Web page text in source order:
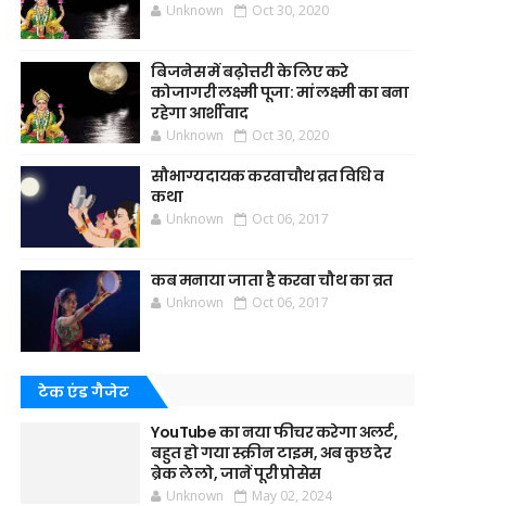
Unknown Oct 30, 2020
बिजनेस में बढ़ोत्तरी के लिए करे
कोजागरी लक्ष्मी पूजा: मां लक्ष्मी का बना
रहेगा आर्शीवाद
Unknown Oct 30, 2020
सौभाग्यदायक करवाचौथ व्रत विधि व
कथा
Unknown Oct 06, 2017
कब मनाया जाता है करवा चौथ का व्रत
Unknown Oct 06, 2017
टेक एंड गैजेट
YouTube का नया फीचर करेगा अलर्ट,
बहुत हो गया स्क्रीन टाइम, अब कुछ देर
ब्रेक ले लो, जानें पूरी प्रोसेस
Unknown May 02, 2024